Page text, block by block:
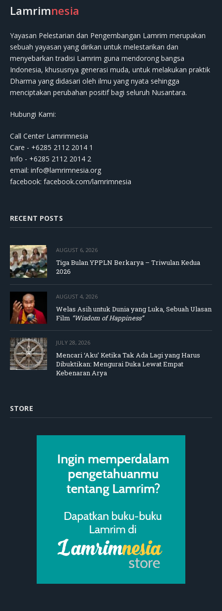
Lamrimnesia
Yayasan Pelestarian dan Pengembangan Lamrim merupakan
sebuah yayasan yang dirikan untuk melestarikan dan
menyebarkan tradisi Lamrim guna mendorong bangsa
Indonesia, khususnya generasi muda, untuk melakukan praktik
Dharma yang didasari oleh ilmu yang nyata sehingga
menciptakan perubahan positif bagi seluruh Nusantara.
Hubungi Kami:
Call Center Lamrimnesia
Care - +6285 2112 2014 1
Info - +6285 2112 2014 2
email: info@lamrimnesia.org
facebook: facebook.com/lamrimnesia
RECENT POSTS
AUGUST 6, 2026
Tiga Bulan YPPLN Berkarya – Triwulan Kedua
2026
AUGUST 4, 2026
Welas Asih untuk Dunia yang Luka, Sebuah Ulasan
Film “Wisdom of Happiness”
JULY 28, 2026
Mencari ‘Aku’ Ketika Tak Ada Lagi yang Harus
Dibuktikan: Mengurai Duka Lewat Empat
Kebenaran Arya
STORE